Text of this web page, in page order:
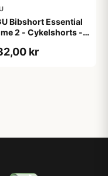
Bibshort Essential
2 - Cykelshorts -
kr